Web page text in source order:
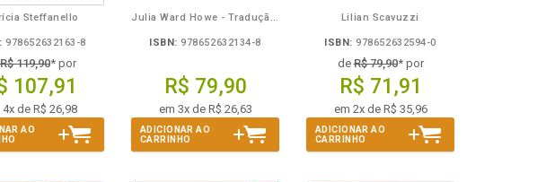
Steffanello
978652632163-8
R$ 119,90* por
107,91
4x de R$ 26,98
AO
Julia Ward Howe - Tradução: Osvaldo Ferreira de Carvalho
ISBN: 978652632134-8
R$ 79,90
em 3x de R$ 26,63
ADICIONAR AO
CARRINHO
Lilian Scavuzzi
ISBN: 978652632594-0
deR$ 79,90* por
R$ 71,91
em 2x de R$ 35,96
ADICIONAR AO
CARRINHO